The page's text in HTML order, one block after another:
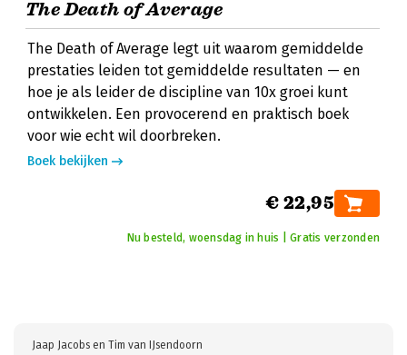
The Death of Average
The Death of Average legt uit waarom gemiddelde
prestaties leiden tot gemiddelde resultaten — en
hoe je als leider de discipline van 10x groei kunt
ontwikkelen. Een provocerend en praktisch boek
voor wie echt wil doorbreken.
Boek bekijken
€ 22,95
Nu besteld, woensdag in huis | Gratis verzonden
Jaap Jacobs en Tim van IJsendoorn